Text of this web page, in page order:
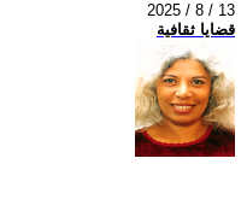
2025 / 8 / 13
قضايا ثقافية